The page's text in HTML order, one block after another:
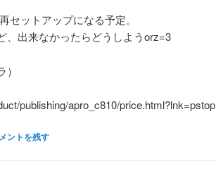
セットアップになる予定。
、出来なかったらどうしようorz=3
publishing/apro_c810/price.html?lnk=pstop
ントを残す